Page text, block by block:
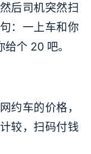
后司机突然扫
：一上车和你
个 20 吧。
约车的价格，
较，扫码付钱